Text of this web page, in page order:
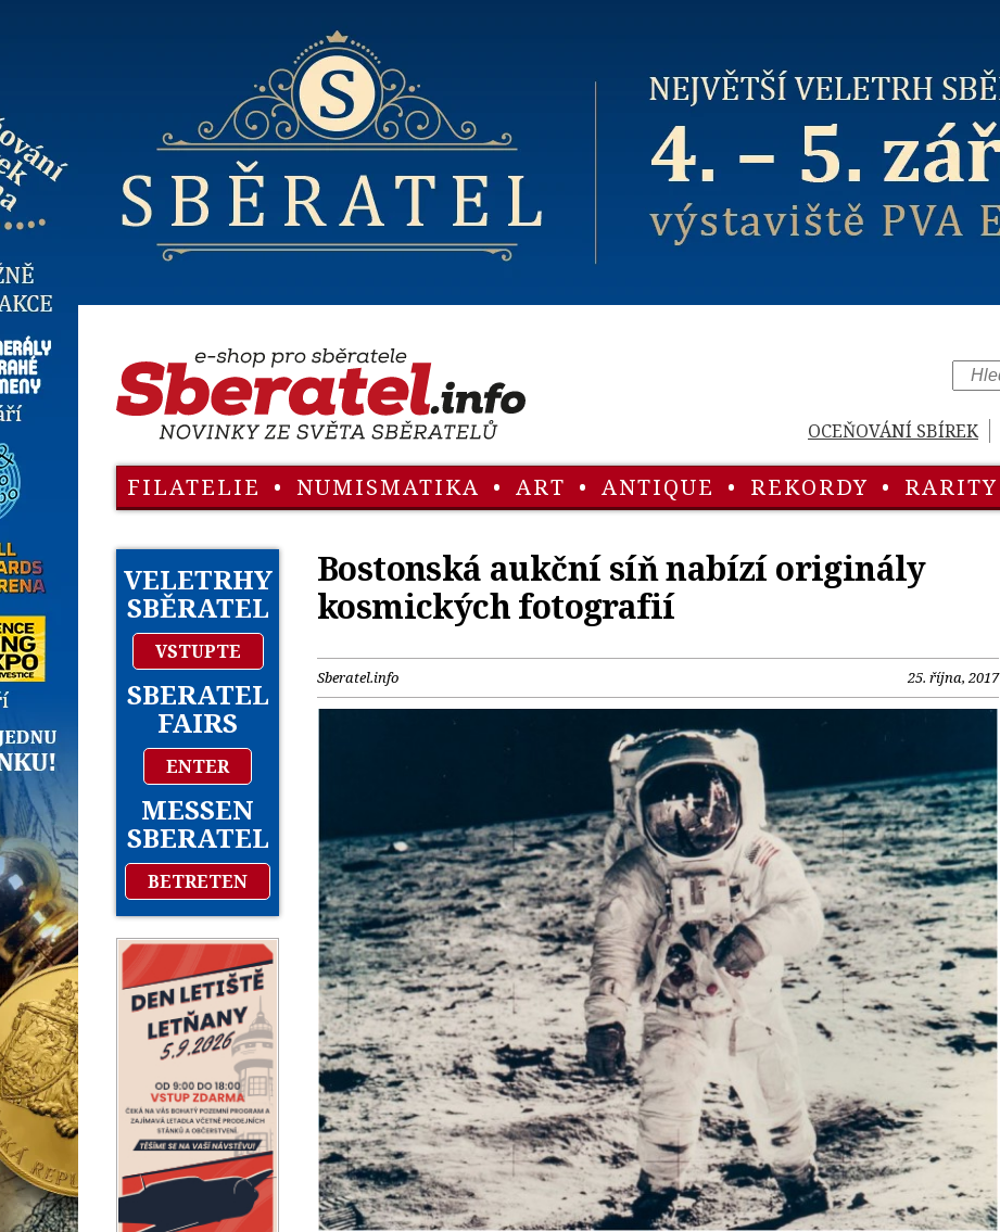
OCEŇOVÁNÍ SBÍREK
FILATELIE • NUMISMATIKA • ART • ANTIQUE • REKORDY • RARITY
VELETRHY
SBĚRATEL
VSTUPTE
SBERATEL
FAIRS
ENTER
MESSEN
SBERATEL
BETRETEN
Bostonská aukční síň nabízí originály
kosmických fotografií
Sberatel.info 25. října, 2017